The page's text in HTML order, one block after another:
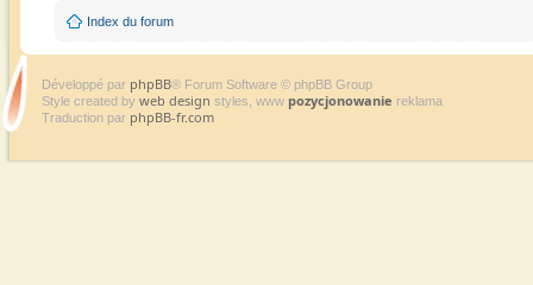
Index du forum
Développé par phpBB® Forum Software © phpBB Group
Style created by web design styles, www pozycjonowanie reklama
Traduction par phpBB-fr.com